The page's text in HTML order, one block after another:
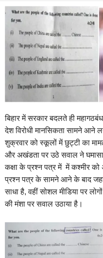
बिहार में सरकार बदलते ही
देश विरोधी मानसिकता सामने
शुक्रवार को स्कूलों में छुट्टी का
और अखंडता पर उठे सवाल ने
कक्षा के प्रश्न पत्र में में कश्मीर को
प्रश्न पत्र के सामने आने के बाद जहां
साधा है, वहीं सोशल मीडिया पर
की मंशा पर सवाल उठाया है।